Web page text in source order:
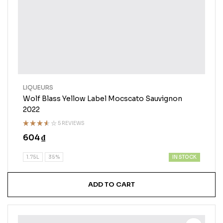
Wolf Blass Yellow Label Mocscato Sauvignon
2022
Rated
3.50
5
5 REVIEWS
LIQUEURS
604₫
1.75L 35% IN STOCK
ADD TO CART